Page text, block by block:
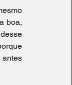
boa,
antes